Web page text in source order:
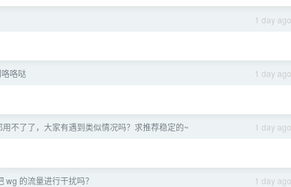
1 day ago
1 day ago
咯哒
1 day ago
不了了，大家有遇到类似情况吗？求推荐稳定的~
1 day ago
wg 的流量进行干扰吗？